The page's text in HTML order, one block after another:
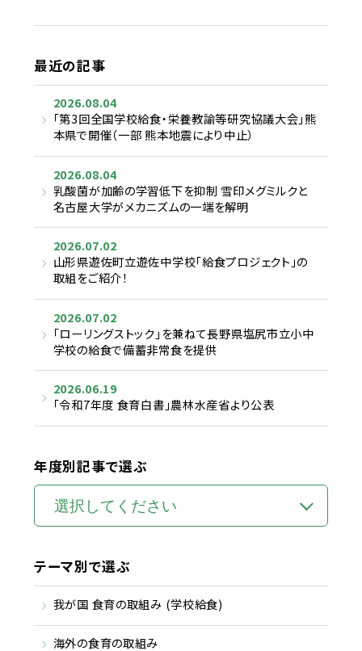
最近の記事
2026.08.04
「第3回全国学校給食・栄養教諭等研究協議大会」熊
本県で開催（一部 熊本地震により中止）
2026.08.04
乳酸菌が加齢の学習低下を抑制 雪印メグミルクと
名古屋大学がメカニズムの一端を解明
2026.07.02
山形県遊佐町立遊佐中学校「給食プロジェクト」の
取組をご紹介！
2026.07.02
「ローリングストック」を兼ねて長野県塩尻市立小中
学校の給食で備蓄非常食を提供
2026.06.19
「令和7年度 食育白書」農林水産省より公表
年度別記事で選ぶ
テーマ別で選ぶ
我が国 食育の取組み (学校給食)
海外の食育の取組み